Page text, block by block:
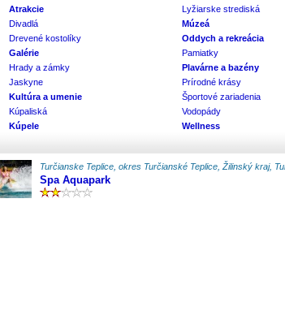
Atrakcie
Divadlá
Drevené kostolíky
Galérie
Hrady a zámky
Jaskyne
Kultúra a umenie
Kúpaliská
Kúpele
Lyžiarske strediská
Múzeá
Oddych a rekreácia
Pamiatky
Plavárne a bazény
Prírodné krásy
Športové zariadenia
Vodopády
Wellness
Turčianske Teplice, okres Turčianské Teplice, Žilinský kraj,
Spa Aquapark